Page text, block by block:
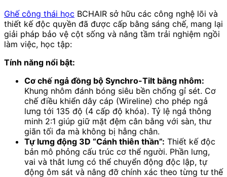
Ghế công thái học BCHAIR sở hữu các công nghệ lõi và
thiết kế độc quyền đã được cấp bằng sáng chế, mang lại
giải pháp bảo vệ cột sống và nâng tầm trải nghiệm ngồi
làm việc, học tập:
Tính năng nổi bật:
Cơ chế ngả đồng bộ Synchro-Tilt bằng nhôm:
Khung nhôm đánh bóng siêu bền chống gỉ sét. Cơ
chế điều khiển dây cáp (Wireline) cho phép ngả
lưng tới 135 độ (4 cấp độ khóa). Tỷ lệ ngả thông
minh 2:1 giúp giữ mặt đệm cân bằng với sàn, thư
giãn tối đa mà không bị hẫng chân.
Tự lưng động 3D “Cánh thiên thần”: Thiết kế độc
bản mô phỏng cấu trúc cơ thể người. Phần lưng,
vai và thắt lưng có thể chuyển động độc lập, tự
động ôm sát và nâng đỡ chính xác theo từng tư thế